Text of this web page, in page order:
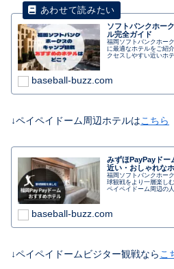
ソフトバンクホー
ル完全ガイド
福岡ソフトバンクホー
に最適なホテルをご紹
クセスしやすい近いホ
グや駐車場の利用も可
おすすめホテルです。
baseball-buzz.com
↓ペイペイドーム周辺ホテルはこちら
みずほPayPayドー
近い・おしゃれな
福岡ソフトバンクホー
球観戦をより一層楽し
ペイペイドーム周辺の
喫するための情報が満
PayPayドームを拠点
baseball-buzz.com
↓ペイペイドームビジター観戦なら こ